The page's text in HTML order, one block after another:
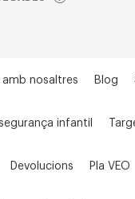
amb nosaltres Blog
infantil
Devolucions Pla VEO